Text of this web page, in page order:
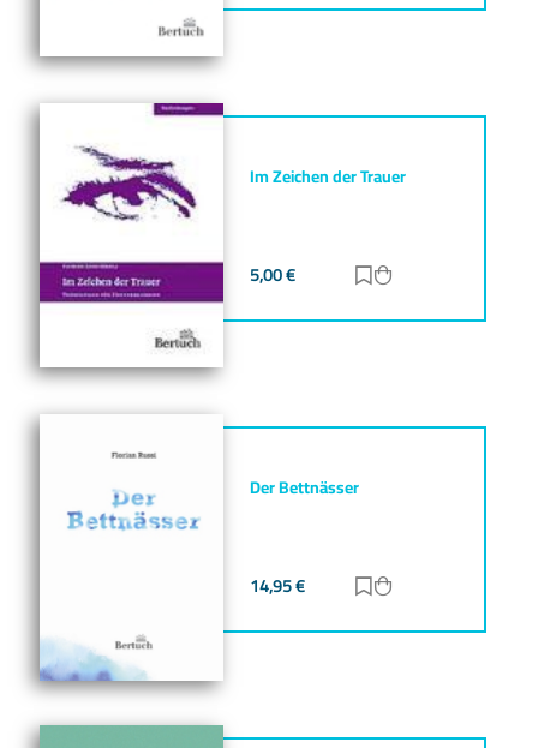
Im Zeichen der Trauer
5,00€ Zur Merkliste
Der Bettnässer
14,95€ Zur Merkliste